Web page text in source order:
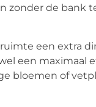
de bank
een extra
een maximaal
bloemen of